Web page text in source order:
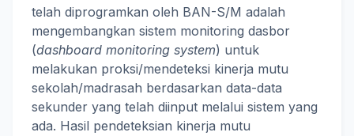
telah diprogramkan oleh BAN-S/M adalah
mengembangkan sistem monitoring dasbor
(dashboard monitoring system) untuk
melakukan proksi/mendeteksi kinerja mutu
sekolah/madrasah berdasarkan data-data
sekunder yang telah diinput melalui sistem yang
ada. Hasil pendeteksian kinerja mutu